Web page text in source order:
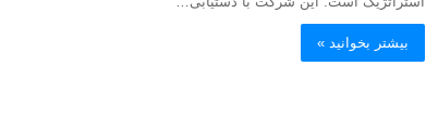
بیشتر بخوانید »